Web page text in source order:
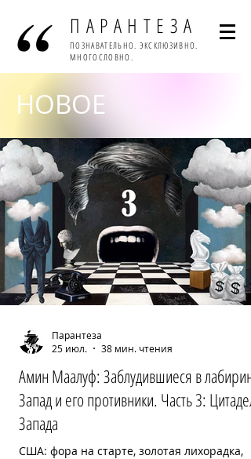
ПАРАНТЕЗА
ПОЗНАВАТЕЛЬНО. ЭКСКЛЮЗИВНО.
МНОГОСЛОВНО.
НОВОЕ
Амин Маалуф: Заблудившиеся в
Запад и его противники. Часть 3: Цитадель
Запада
США: фора на старте, золотая лихорадка,
Парантеза
25 июл.
38 мин. чтения